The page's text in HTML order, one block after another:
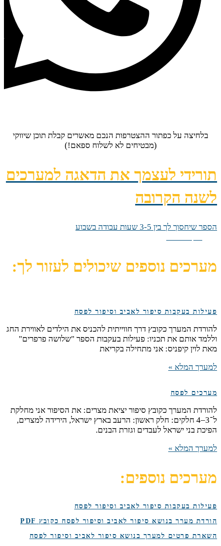
בלחיצה על כפתור ההצטרפות הנכם מאשרים קבלת תוכן שיווקי
(מבטיחים לא לשלוח ספאם!)
תורידי לעצמך את הדאגה למערכים
לשנה הקרובה
הספר שיחסוך לך בין 3-5 שעות עבודה בשבוע
מערכים נוספים שיכולים לעזור לך:
פעילות בעקבות סיפור לאביב וסיפור לפסח
להורדת המערך כקובץ דרך חווייתית להכניס את הילדים לאווירת החג
וללמד אותם את תכניו: פעילות בעקבות הספר "שלושה פרפרים"
מאת לוין קיפניס: אני מתחילה בקריאת
למערך המלא »
מערכים לפסח
להורדת המערך כקובץ סיפור יציאת מצרים: את הסיפור אני מחלקת
ל־3–4 חלקים: חלק ראשון: הרעב בארץ ישראל, הירידה למצרים,
הפיכת בני ישראל לעבדים וגזרת הבנים.
למערך המלא »
מערכים נוספים:
פעילות בעקבות סיפור לאביב וסיפור לפסח
הורדת מערך בנושא סיפור לאביב וסיפור לפסח כקובץ PDF
השארת פרטים למערך בנושא סיפור לאביב וסיפור לפסח